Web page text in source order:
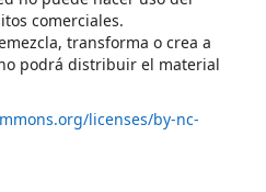
comerciales.
transforma o crea a
podrá distribuir el material
licenses/by-nc-